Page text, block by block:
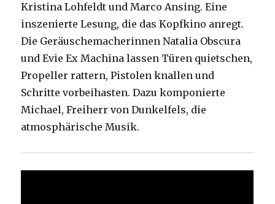
Kristina Lohfeldt und Marco Ansing. Eine
inszenierte Lesung, die das Kopfkino anregt.
Die Geräuschemacherinnen Natalia Obscura
und Evie Ex Machina lassen Türen quietschen,
Propeller rattern, Pistolen knallen und
Schritte vorbeihasten. Dazu komponierte
Michael, Freiherr von Dunkelfels, die
atmosphärische Musik.